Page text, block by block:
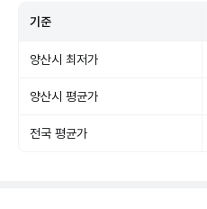
기준
양산시 최저가
양산시 평균가
전국 평균가